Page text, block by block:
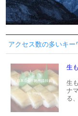
アクセス数の多いキー
生
生
ナ
る